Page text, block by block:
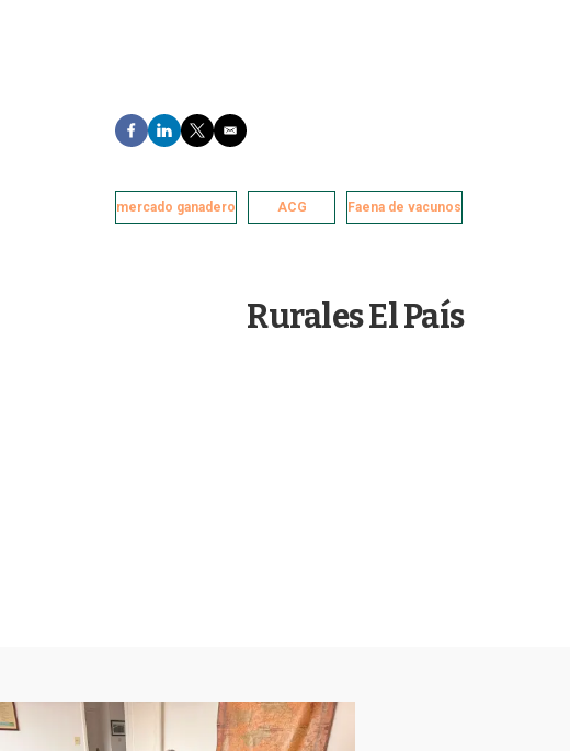
F
a
e
b
L
i
k
e
T
w
t
t
E
m
i
l
mercado ganadero ACG Faena de vacunos
Rurales El País